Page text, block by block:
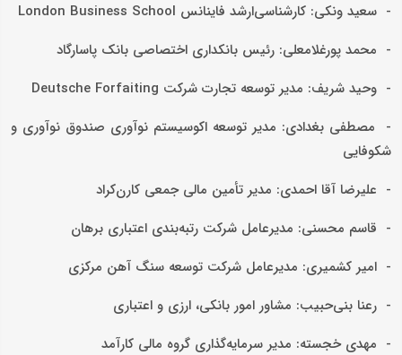
- سعید ونکی: کارشناسی‌ارشد فاینانس London Business School
- محمد پورغلامعلی: رئیس بانکداری اختصاصی بانک پاسارگاد
- وحید شریف: مدیر توسعه تجارت شرکت Deutsche Forfaiting
- مصطفی بغدادی: مدیر توسعه اکوسیستم نوآوری صندوق نوآوری و
شکوفایی
- علیرضا آقا احمدی: مدیر تأمین مالی جمعی کارن‌کراد
- قاسم محسنی: مدیرعامل شرکت رتبه‌بندی اعتباری برهان
- امیر کشمیری: مدیرعامل شرکت توسعه سنگ آهن مرکزی
- رعنا بنی‌حبیب: مشاور امور بانکی، ارزی و اعتباری
- مهدی خجسته: مدیر سرمایه‌گذاری گروه مالی کارآمد